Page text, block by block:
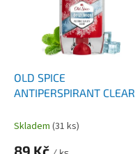
OLD SPICE
ANTIPERSPIRANT CLEAR
Skladem (31 ks)